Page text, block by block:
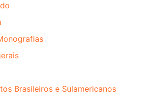
Brasileiros e Sulamericanos